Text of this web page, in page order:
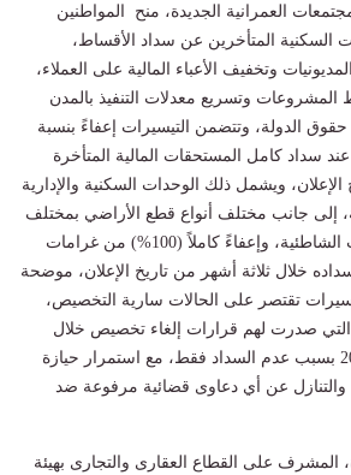
العمرانية الجديدة، منح المواطنين
السكنية المتأخرين عن سداد الأقساط،
وتخفيف الأعباء المالية على العملاء،
المشروعات وتسريع معدلات التنفيذ بالمدن
الدولة، وتتضمن التيسيرات إعفاءً بنسبة
عند سداد كامل المستحقات المالية المتأخرة
ويشمل ذلك الوحدات السكنية والإدارية
إلى جانب مختلف أنواع قطع الأراضي بمختلف
الأنشطة، وكذلك الوحدات الشاطئية، وإعفاءً كاملاً (100%) من غرامات
خلال ثلاثة أشهر من تاريخ الإعلان، موضحة
تقتصر على الحالات سارية التخصيص،
صدرت لهم قرارات إلغاء تخصيص خلال
الأعوام 2024 و2025 و2026 بسبب عدم السداد فقط، مع استمرار حيازة
والتنازل عن أي دعاوى قضائية مرفوعة ضد
المشرف على القطاع العقارى والتجارى بهيئة